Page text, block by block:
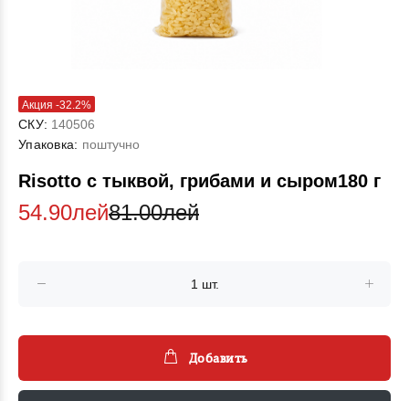
Акция -32.2%
СКУ: 140506
Упаковка: поштучно
Risotto с тыквой, грибами и сыром180 г
54.90лей81.00лей
Добавить